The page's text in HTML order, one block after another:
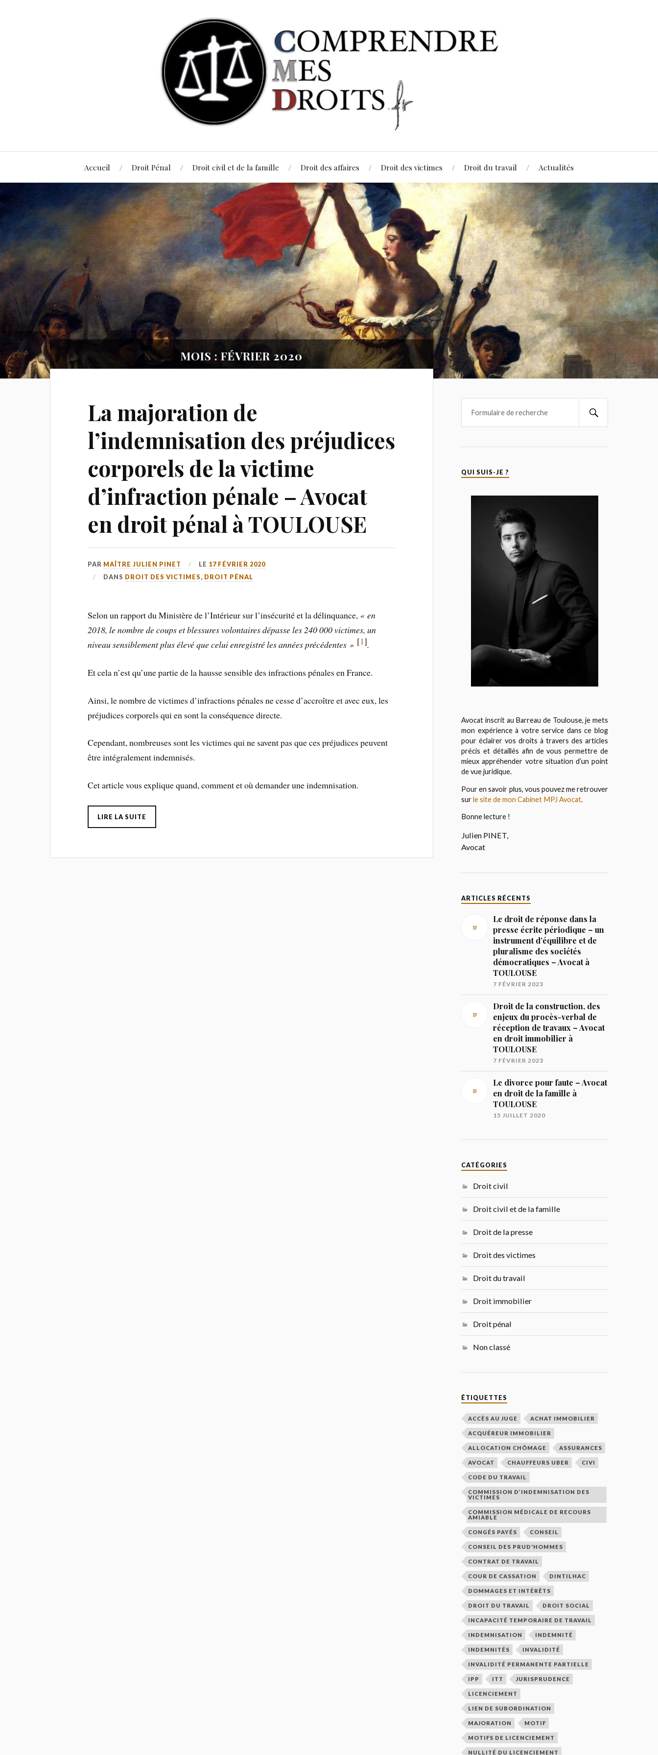
Accueil Droit Pénal Droit civil et de la famille Droit des affaires Droit des victimes Droit du travail Actualités
MOIS : FÉVRIER 2020
La majoration de
l’indemnisation des préjudices
corporels de la victime
d’infraction pénale – Avocat
en droit pénal à TOULOUSE
PAR MAÎTRE JULIEN PINET LE 17 FÉVRIER 2020
DANS DROIT DES VICTIMES, DROIT PÉNAL
Selon un rapport du Ministère de l’Intérieur sur l’insécurité et la délinquance, « en
2018, le nombre de coups et blessures volontaires dépasse les 240 000 victimes, un
niveau sensiblement plus élevé que celui enregistré les années précédentes » [1].
Et cela n’est qu’une partie de la hausse sensible des infractions pénales en France.
Ainsi, le nombre de victimes d’infractions pénales ne cesse d’accroître et avec eux, les
préjudices corporels qui en sont la conséquence directe.
Cependant, nombreuses sont les victimes qui ne savent pas que ces préjudices peuvent
être intégralement indemnisés.
Cet article vous explique quand, comment et où demander une indemnisation.
LIRE LA SUITE
QUI SUIS-JE ?
Avocat inscrit au Barreau de Toulouse, je mets
mon expérience à votre service dans ce blog
pour éclairer vos droits à travers des articles
précis et détaillés afin de vous permettre de
mieux appréhender votre situation d’un point
de vue juridique.
Pour en savoir plus, vous pouvez me retrouver
surle site de mon Cabinet MPJ Avocat.
Bonne lecture !
Julien PINET,
Avocat
ARTICLES RÉCENTS
Le droit de réponse dans la
presse écrite périodique – un
instrument d’équilibre et de
pluralisme des sociétés
démocratiques – Avocat à
TOULOUSE
7 FÉVRIER 2023
Droit de la construction, des
enjeux du procès-verbal de
réception de travaux – Avocat
en droit immobilier à
TOULOUSE
7 FÉVRIER 2023
Le divorce pour faute – Avocat
en droit de la famille à
TOULOUSE
15 JUILLET 2020
CATÉGORIES
Droit civil
Droit civil et de la famille
Droit de la presse
Droit des victimes
Droit du travail
Droit immobilier
Droit pénal
Non classé
ÉTIQUETTES
ACCÈS AU JUGE ACHAT IMMOBILIER
ACQUÉREUR IMMOBILIER
ALLOCATION CHÔMAGE ASSURANCES
AVOCAT CHAUFFEURS UBER CIVI
CODE DU TRAVAIL
COMMISSION D’INDEMNISATION DES
VICTIMES
COMMISSION MÉDICALE DE RECOURS
AMIABLE
CONGÉS PAYÉS CONSEIL
CONSEIL DES PRUD'HOMMES
CONTRAT DE TRAVAIL
COUR DE CASSATION DINTILHAC
DOMMAGES ET INTÉRÊTS
DROIT DU TRAVAIL DROIT SOCIAL
INCAPACITÉ TEMPORAIRE DE TRAVAIL
INDEMNISATION INDEMNITÉ
INDEMNITÉS INVALIDITÉ
INVALIDITÉ PERMANENTE PARTIELLE
IPP ITT JURISPRUDENCE
LICENCIEMENT
LIEN DE SUBORDINATION
MAJORATION MOTIF
MOTIFS DE LICENCIEMENT
NULLITÉ DU LICENCIEMENT